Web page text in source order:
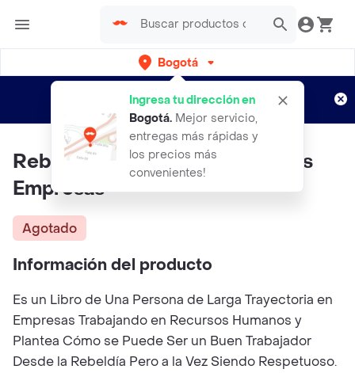
Bogotá
Ingresa tu dirección en
Bogotá. Mejor servicio,
entregas más rápidas y
los precios más
convenientes!
envíos gratis por semanas
Aplican TyC
Rebeldes y Respetuosos Paidos
Empresas
Agotado
Información del producto
Es un Libro de Una Persona de Larga Trayectoria en
Empresas Trabajando en Recursos Humanos y
Plantea Cómo se Puede Ser un Buen Trabajador
Desde la Rebeldía Pero a la Vez Siendo Respetuoso.